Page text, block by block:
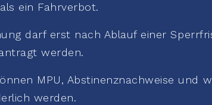
ein Fahrverbot.
darf erst nach Ablauf einer
werden.
MPU, Abstinenznachweise und
werden.